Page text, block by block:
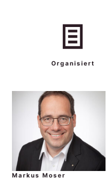
Organisiert
Markus Moser